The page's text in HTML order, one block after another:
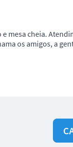
mesa cheia.
os amigos, a